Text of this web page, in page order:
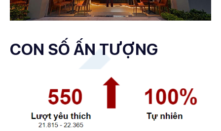
CON SỐ ẤN TƯỢNG